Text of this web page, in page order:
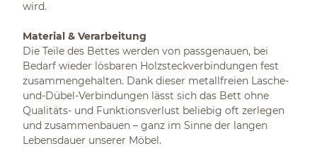
wird.
Material & Verarbeitung
Die Teile des Bettes werden von passgenauen, bei
Bedarf wieder lösbaren Holzsteckverbindungen fest
zusammengehalten. Dank dieser metallfreien Lasche-
und-Dübel-Verbindungen lässt sich das Bett ohne
Qualitäts- und Funktionsverlust beliebig oft zerlegen
und zusammenbauen – ganz im Sinne der langen
Lebensdauer unserer Möbel.